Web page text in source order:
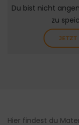
Du bist nicht
zu
JETZT
Hier findest du